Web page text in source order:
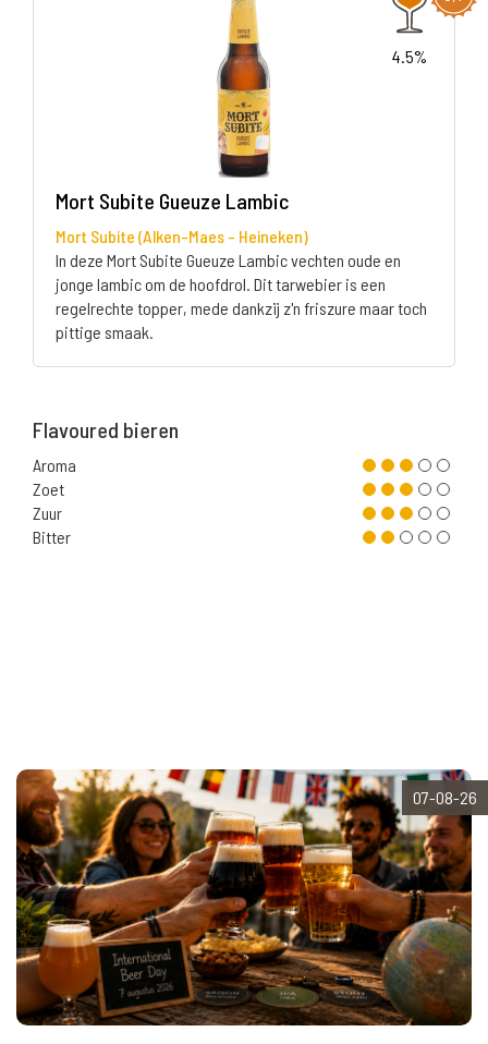
4.5%
Mort Subite Gueuze Lambic
Mort Subite (Alken-Maes - Heineken)
In deze Mort Subite Gueuze Lambic vechten oude en
jonge lambic om de hoofdrol. Dit tarwebier is een
regelrechte topper, mede dankzij z'n friszure maar toch
pittige smaak.
Flavoured bieren
Aroma
Zoet
Zuur
Bitter
07-08-26